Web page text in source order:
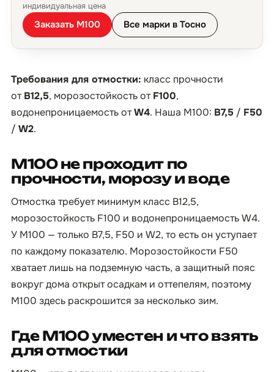
индивидуальная цена
Заказать М100 Все марки в Тосно
Требования для отмостки: класс прочности
отB12,5, морозостойкость отF100,
водонепроницаемость отW4. Наша М100: B7,5 / F50
/ W2.
М100 не проходит по
прочности, морозу и воде
Отмостка требует минимум класс B12,5,
морозостойкость F100 и водонепроницаемость W4.
У М100 — только B7,5, F50 и W2, то есть он уступает
по каждому показателю. Морозостойкости F50
хватает лишь на подземную часть, а защитный пояс
вокруг дома открыт осадкам и оттепелям, поэтому
М100 здесь раскрошится за несколько зим.
Где М100 уместен и что взять
для отмостки